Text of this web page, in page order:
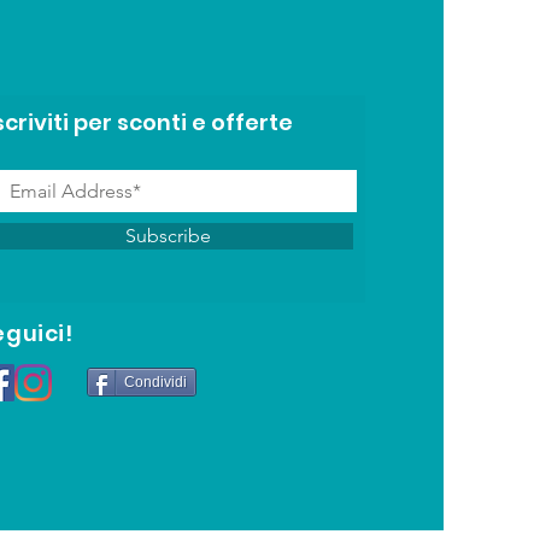
per sconti e offerte
Subscribe
Condividi